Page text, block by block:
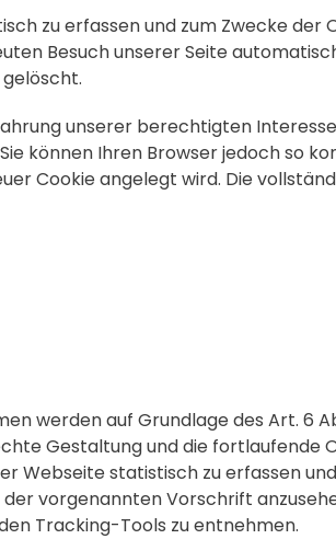
zu erfassen und zum Zwecke der
Besuch unserer Seite
unserer berechtigten
können Ihren Browser jedoch so
Cookie angelegt wird. Die
auf Grundlage des Art. 6
Gestaltung und die fortlaufende
Webseite statistisch zu erfassen
vorgenannten Vorschrift
Tracking-Tools zu entnehmen.